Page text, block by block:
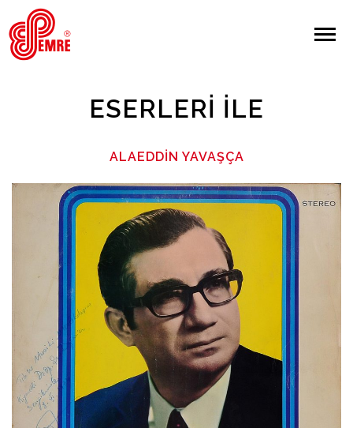
EMRE PLAK
Giriş Yap/Kayıt Ol
Anasayfa
Hakkımızda
Albümler
İletişim
ESERLERI İLE
ALAEDDIN YAVAŞÇA